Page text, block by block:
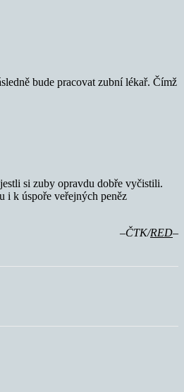
bude pracovat zubní lékař. Čímž
si zuby opravdu dobře vyčistili.
i k úspoře veřejných peněz
–ČTK/RED–